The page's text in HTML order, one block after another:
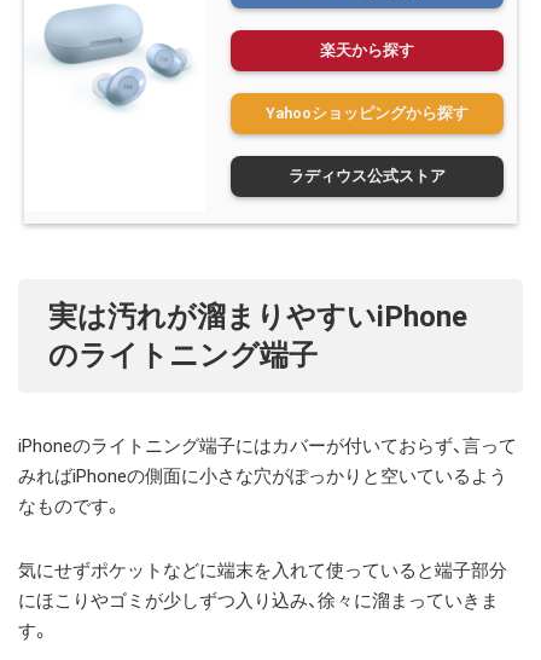
ラディウス公式ストア
楽天から探す
Yahooショッピングから探す
実は汚れが溜まりやすいiPhone
のライトニング端子
iPhoneのライトニング端子にはカバーが付いておらず、言って
みればiPhoneの側面に小さな穴がぽっかりと空いているよう
なものです。
気にせずポケットなどに端末を入れて使っていると端子部分
にほこりやゴミが少しずつ入り込み、徐々に溜まっていきま
す。